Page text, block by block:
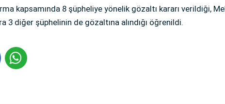
kapsamında 8 şüpheliye yönelik gözaltı kararı verildiği,
3 diğer şüphelinin de gözaltına alındığı öğrenildi.